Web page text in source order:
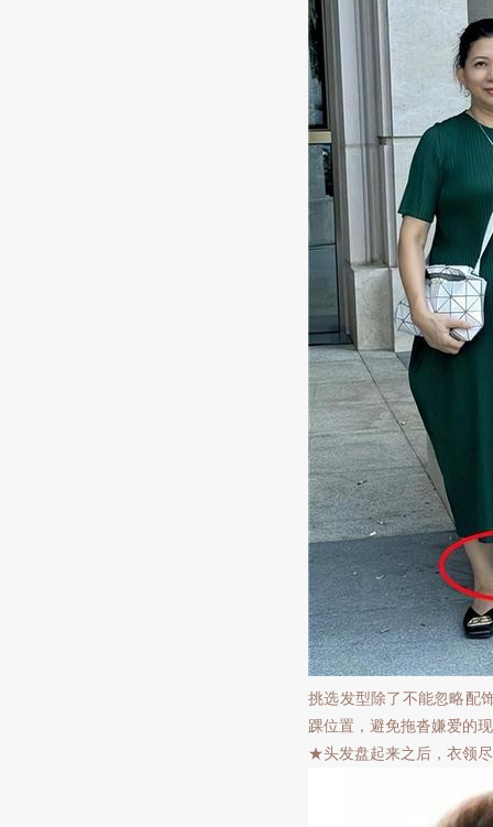
挑选发型除了不能忽略配
踝位置，避免拖沓嫌爱的
★头发盘起来之后，衣领